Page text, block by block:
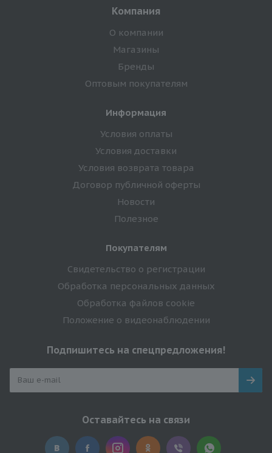
Компания
О компании
Магазины
Бренды
Оптовым покупателям
Информация
Условия оплаты
Условия доставки
Условия возврата товара
Договор публичной оферты
Новости
Полезное
Покупателям
Свидетельство о регистрации
Обработка персональных данных
Обработка файлов cookie
Положение о видеонаблюдении
Подпишитесь на спецпредложения!
Оставайтесь на связи